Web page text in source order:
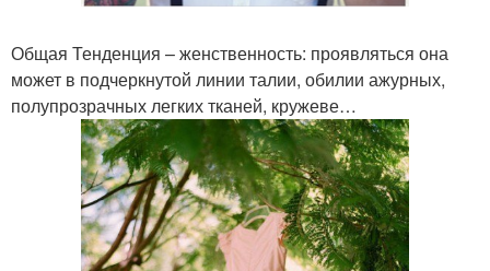
Общая Тенденция – женственность: проявляться она
может в подчеркнутой линии талии, обилии ажурных,
полупрозрачных легких тканей, кружеве…